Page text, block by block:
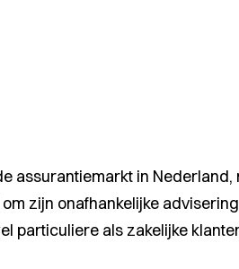
assurantiemarkt in Nederland,
zijn onafhankelijke
particuliere als zakelijke